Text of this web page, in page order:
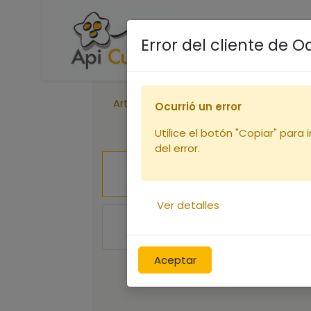
Accueil Boutique
Articles Vareuse 1XS Voile Rond
Error del cliente de
Aceptar
Ocurrió un error
Utilice el botón "Copiar" para
del error.
Ver detalles